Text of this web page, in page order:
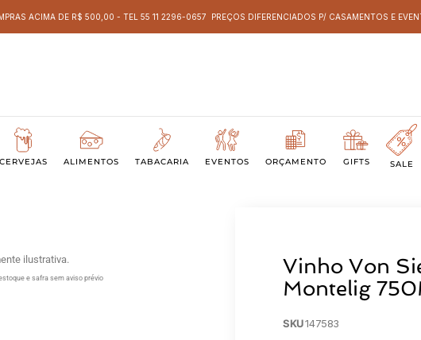
ACIMA DE R$ 500,00 - TEL 55 11 2296-0657 PREÇOS DIFERENCIADOS P/ CASAMENTOS E
CERVEJAS ALIMENTOS TABACARIA EVENTOS ORÇAMENTO GIFTS SALE
ilustrativa.
e safra sem aviso prévio
Vinho Von
Montelig
SKU147583